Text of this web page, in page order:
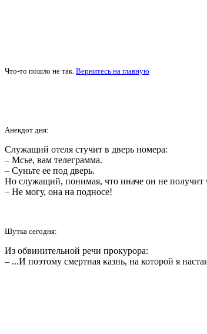
Что-то пошло не так. Вернитесь на главную
Анекдот дня:
Служащий отеля стучит в дверь номера:
– Мсье, вам телеграмма.
– Суньте ее под дверь.
Но служащий, понимая, что иначе он не получит
– Не могу, она на подносе!
Шутка сегодня:
Из обвинительной речи прокурора:
– ...И поэтому смертная казнь, на которой я